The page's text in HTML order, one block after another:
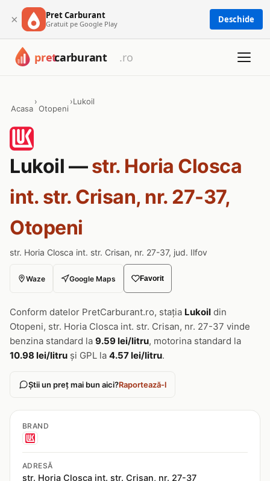
× Pret Carburant
Gratuit pe Google Play Deschide
Acasa
›
Otopeni
›Lukoil
Lukoil —str. Horia Closca
int. str. Crisan, nr. 27-37,
Otopeni
str. Horia Closca int. str. Crisan, nr. 27-37, jud. Ilfov
Waze Google Maps Favorit
Conform datelor PretCarburant.ro, stația Lukoil din
Otopeni, str. Horia Closca int. str. Crisan, nr. 27-37 vinde
benzina standard la 9.59 lei/litru, motorina standard la
10.98 lei/litru și GPL la 4.57 lei/litru.
Știi un preț mai bun aici?Raportează-l
BRAND
ADRESĂ
str. Horia Closca int. str. Crisan, nr. 27-37